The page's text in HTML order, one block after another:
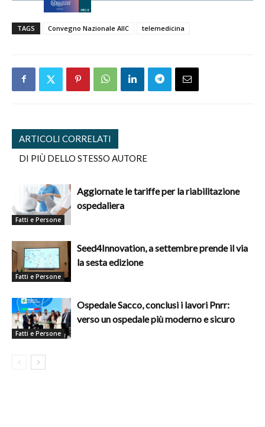
TAGS Convegno Nazionale AIIC telemedicina
ARTICOLI CORRELATI
DI PIÙ DELLO STESSO AUTORE
Fatti e Persone
Aggiornate le tariffe per la riabilitazione
ospedaliera
Fatti e Persone
Seed4Innovation, a settembre prende il via
la sesta edizione
Fatti e Persone
Ospedale Sacco, conclusi i lavori Pnrr:
verso un ospedale più moderno e sicuro